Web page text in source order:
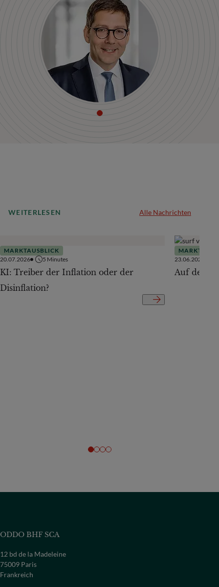
WEITERLESEN Alle Nachrichten
MARKTAUSBLICK
20.07.2026
5 Minutes
KI: Treiber der Inflation oder der
Disinflation?
23.06.2026
Auf der
ODDO BHF SCA
12 bd de la Madeleine
75009 Paris
Frankreich